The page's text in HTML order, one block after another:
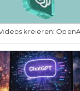
kreieren: